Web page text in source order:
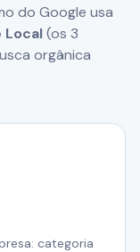
do Google usa
Local(os 3
orgânica
categoria